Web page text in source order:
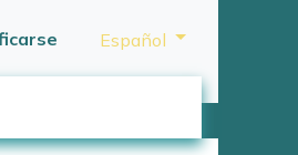
Español